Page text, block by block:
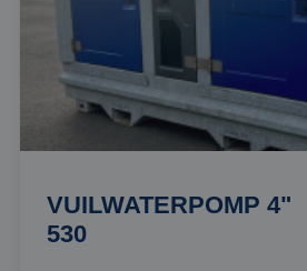
VUILWATERPOMP 4"
530